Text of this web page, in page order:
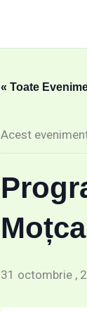
« Toate
Acest
Moțca
31 octombrie ,